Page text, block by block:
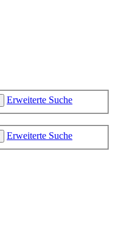
Erweiterte Suche
Erweiterte Suche